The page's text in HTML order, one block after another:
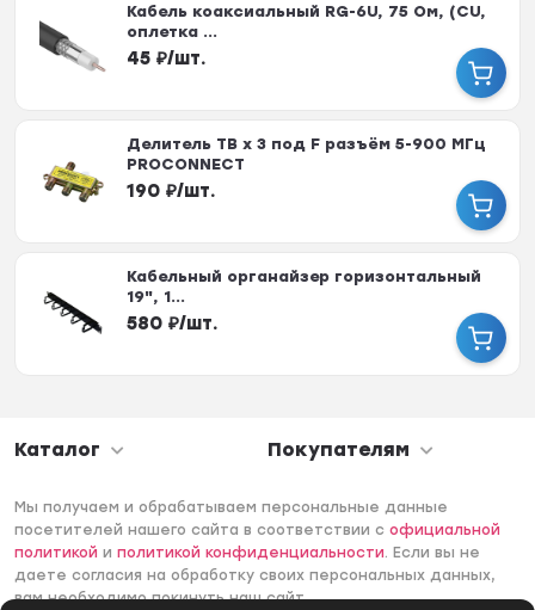
Кабель коаксиальный RG-6U, 75 Ом, (CU,
оплетка ...
45 ₽/шт.
Делитель ТВ х 3 под F разъём 5-900 МГц
PROCONNECT
190 ₽/шт.
Кабельный органайзер горизонтальный
19", 1...
580 ₽/шт.
Каталог Покупателям
Мы получаем и обрабатываем персональные данные
посетителей нашего сайта в соответствии софициальной
политикой иполитикой конфиденциальности. Если вы не
даете согласия на обработку своих персональных данных,
вам необходимо покинуть наш сайт.